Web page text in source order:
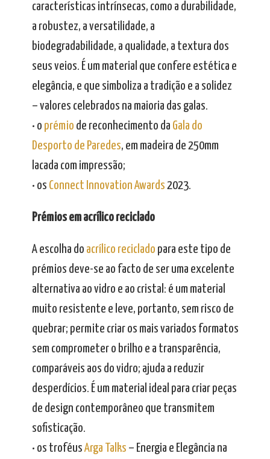
características intrínsecas, como a durabilidade,
a robustez, a versatilidade, a
biodegradabilidade, a qualidade, a textura dos
seus veios. É um material que confere estética e
elegância, e que simboliza a tradição e a solidez
– valores celebrados na maioria das galas.
• o prémio de reconhecimento da Gala do
Desporto de Paredes, em madeira de 250mm
lacada com impressão;
• os Connect Innovation Awards 2023.
Prémios em acrílico reciclado
A escolha do acrílico reciclado para este tipo de
prémios deve-se ao facto de ser uma excelente
alternativa ao vidro e ao cristal: é um material
muito resistente e leve, portanto, sem risco de
quebrar; permite criar os mais variados formatos
sem comprometer o brilho e a transparência,
comparáveis aos do vidro; ajuda a reduzir
desperdícios. É um material ideal para criar peças
de design contemporâneo que transmitem
sofisticação.
• os troféusArga Talks – Energia e Elegância na